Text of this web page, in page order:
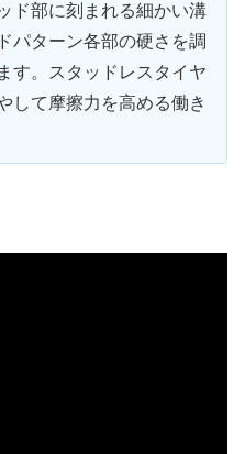
ド部に刻まれる細かい溝
パターン各部の硬さを調
す。スタッドレスタイヤ
して摩擦力を高める働き